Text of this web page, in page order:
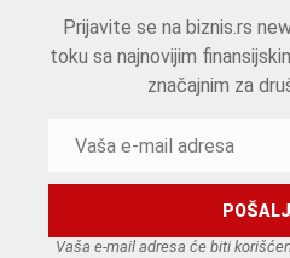
Prijavite se na biznis.rs
toku sa najnovijim
značajnim za
Vaša e-mail adresa će biti